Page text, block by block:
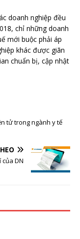
doanh nghiệp đều
chỉ những doanh
mới buộc phải áp
khác được giãn
chuẩn bị, cập nhật
tử trong ngành y tế
DN